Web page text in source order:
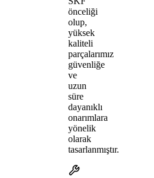
önceliği
olup,
yüksek
kaliteli
parçalarımız
güvenliğe
ve
uzun
süre
dayanıklı
onarımlara
yönelik
olarak
tasarlanmıştır.